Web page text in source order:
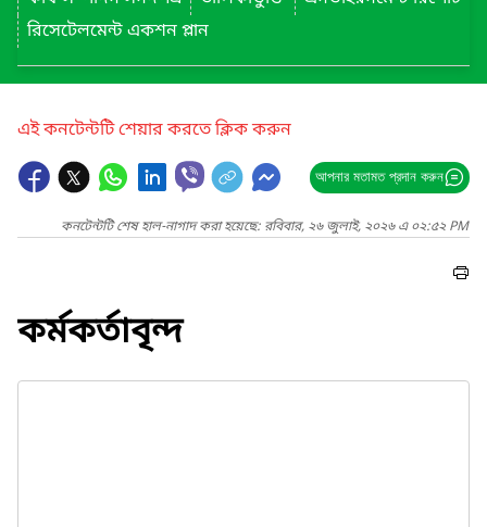
রিসেটেলমেন্ট একশন প্লান
এই কনটেন্টটি শেয়ার করতে ক্লিক করুন
আপনার মতামত প্রদান করুন
কনটেন্টটি শেষ হাল-নাগাদ করা হয়েছে: রবিবার, ২৬ জুলাই, ২০২৬ এ ০২:৫২ PM
কর্মকর্তাবৃন্দ